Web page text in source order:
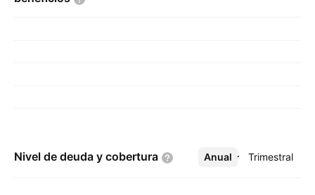
Nivel de deuda y cobertura Anual Trimestral
Más